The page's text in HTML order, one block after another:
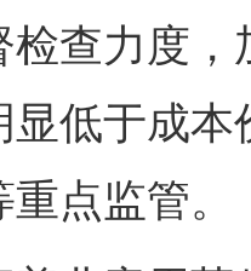
检查力度
显低于成
点监管。